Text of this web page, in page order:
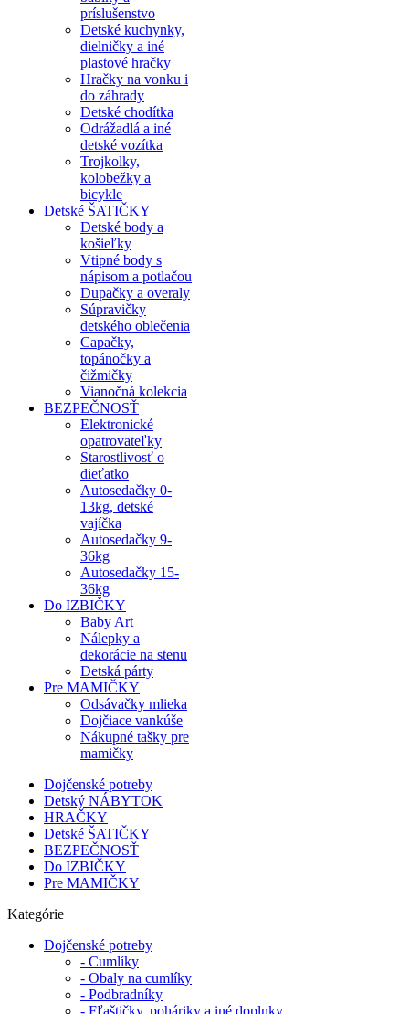
príslušenstvo
Detské kuchynky,
dielničky a iné
plastové hračky
Hračky na vonku i
do záhrady
Detské chodítka
Odrážadlá a iné
detské vozítka
Trojkolky,
kolobežky a
bicykle
Detské ŠATIČKY
Detské body a
košieľky
Vtipné body s
nápisom a potlačou
Dupačky a overaly
Súpravičky
detského oblečenia
Capačky,
topánočky a
čižmičky
Vianočná kolekcia
BEZPEČNOSŤ
Elektronické
opatrovateľky
Starostlivosť o
dieťatko
Autosedačky 0-
13kg, detské
vajíčka
Autosedačky 9-
36kg
Autosedačky 15-
36kg
Do IZBIČKY
Baby Art
Nálepky a
dekorácie na stenu
Detská párty
Pre MAMIČKY
Odsávačky mlieka
Dojčiace vankúše
Nákupné tašky pre
mamičky
Dojčenské potreby
Detský NÁBYTOK
HRAČKY
Detské ŠATIČKY
BEZPEČNOSŤ
Do IZBIČKY
Pre MAMIČKY
Kategórie
Dojčenské potreby
- Cumlíky
- Obaly na cumlíky
- Podbradníky
- Fľaštičky, poháriky a iné doplnky